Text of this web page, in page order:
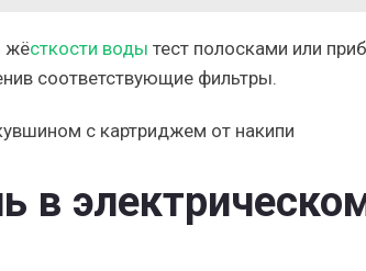
жёсткости воды тест полосками или
соответствующие фильтры.
с картриджем от накипи
в